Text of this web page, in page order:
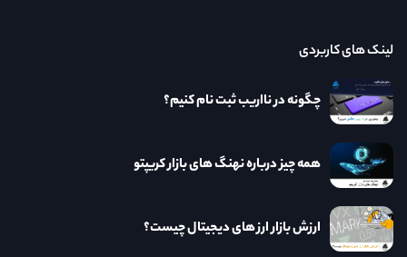
لینک های کاربردی
چگونه در نااریب ثبت نام کنیم؟
همه چیز درباره نهنگ های بازار کریپتو
ارزش بازار ارز های دیجیتال چیست؟